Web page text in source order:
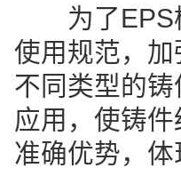
为了EPS模
使用规范，
不同类型的
应用，使铸
准确优势，